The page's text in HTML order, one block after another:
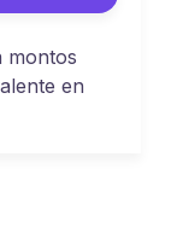
montos
en